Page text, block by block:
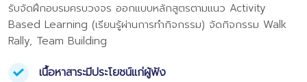
รับจัดฝึกอบรมครบวงจร ออกแบบหลักสูตรตามแนว Activity
Based Learning (เรียนรู้ผ่านการทำกิจกรรม) จัดกิจกรรม Walk
Rally, Team Building
เนื้อหาสาระมีประโยชน์แก่ผู้ฟัง